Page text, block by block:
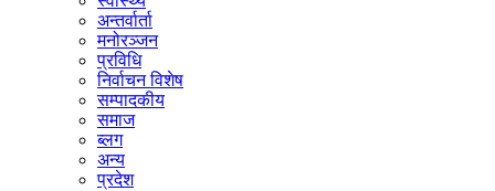
अन्तर्वार्ता
मनोरञ्जन
प्रविधि
निर्वाचन विशेष
सम्पादकीय
समाज
ब्लग
अन्य
प्रदेश